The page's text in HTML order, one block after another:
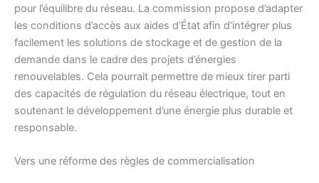
pour l’équilibre du réseau. La commission propose d’adapter
les conditions d’accès aux aides d’État afin d’intégrer plus
facilement les solutions de stockage et de gestion de la
demande dans le cadre des projets d’énergies
renouvelables. Cela pourrait permettre de mieux tirer parti
des capacités de régulation du réseau électrique, tout en
soutenant le développement d’une énergie plus durable et
responsable.
Vers une réforme des règles de commercialisation